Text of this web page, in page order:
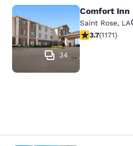
Comfort Inn
34
Comfort Inn
Saint Rose, LA
calificación de
3.7(1171)